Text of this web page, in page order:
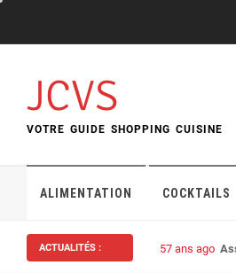
content
JCVS
VOTRE GUIDE SHOPPING CUISINE
ALIMENTATION COCKTAILS
ACTUALITÉS : 57 ans ago